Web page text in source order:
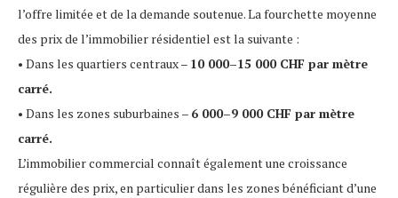
l’offre limitée et de la demande soutenue. La fourchette moyenne
des prix de l’immobilier résidentiel est la suivante :
• Dans les quartiers centraux – 10 000–15 000 CHF par mètre
carré.
• Dans les zones suburbaines – 6 000–9 000 CHF par mètre
carré.
L’immobilier commercial connaît également une croissance
régulière des prix, en particulier dans les zones bénéficiant d’une